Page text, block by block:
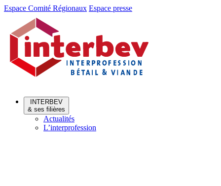
Aller
Aller
contenu
Espace Comité Régionaux Espace presse
INTERBEV
& ses filières
Actualités
L’interprofession